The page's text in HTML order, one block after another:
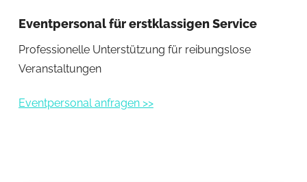
Eventpersonal für erstklassigen Service
Professionelle Unterstützung für reibungslose
Veranstaltungen
Eventpersonal anfragen >>